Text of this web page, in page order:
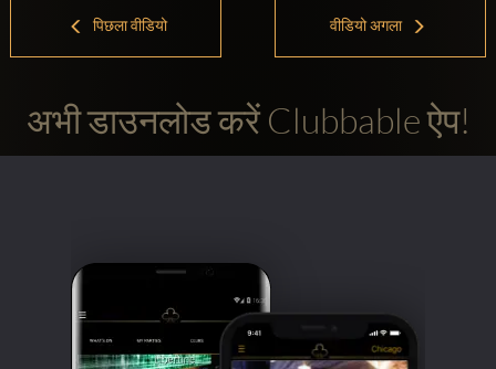
पिछला वीडियो वीडियो अगला
अभी डाउनलोड करें Clubbable ऐप!